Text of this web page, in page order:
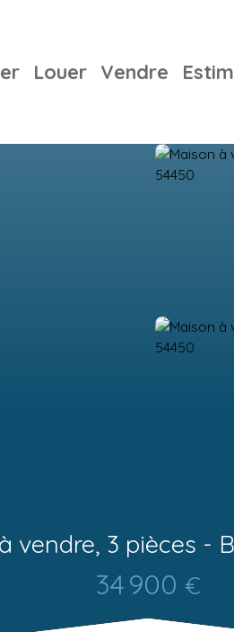
Louer Vendre
vendre, 3 pièces -
34 900 €